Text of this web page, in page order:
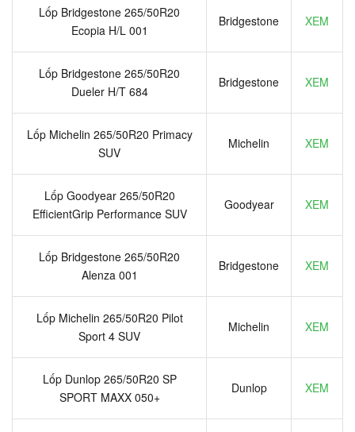
Lốp Bridgestone 265/50R20
Ecopia H/L 001
Bridgestone XEM
Lốp Bridgestone 265/50R20
Dueler H/T 684
Bridgestone XEM
Lốp Michelin 265/50R20 Primacy
SUV
Michelin XEM
Lốp Goodyear 265/50R20
EfficientGrip Performance SUV
Goodyear XEM
Lốp Bridgestone 265/50R20
Alenza 001
Bridgestone XEM
Lốp Michelin 265/50R20 Pilot
Sport 4 SUV
Michelin XEM
Lốp Dunlop 265/50R20 SP
SPORT MAXX 050+
Dunlop XEM